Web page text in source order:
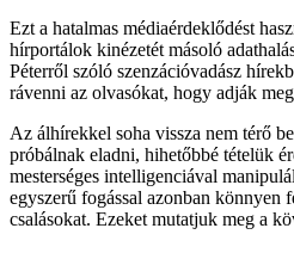
Ezt a hatalmas médiaérdeklődést
hírportálok kinézetét másoló
Péterről szóló szenzációvadász
rávenni az olvasókat, hogy adják
Az álhírekkel soha vissza nem térő
próbálnak eladni, hihetőbbé tételük
mesterséges intelligenciával
egyszerű fogással azonban könnyen
csalásokat. Ezeket mutatjuk meg a